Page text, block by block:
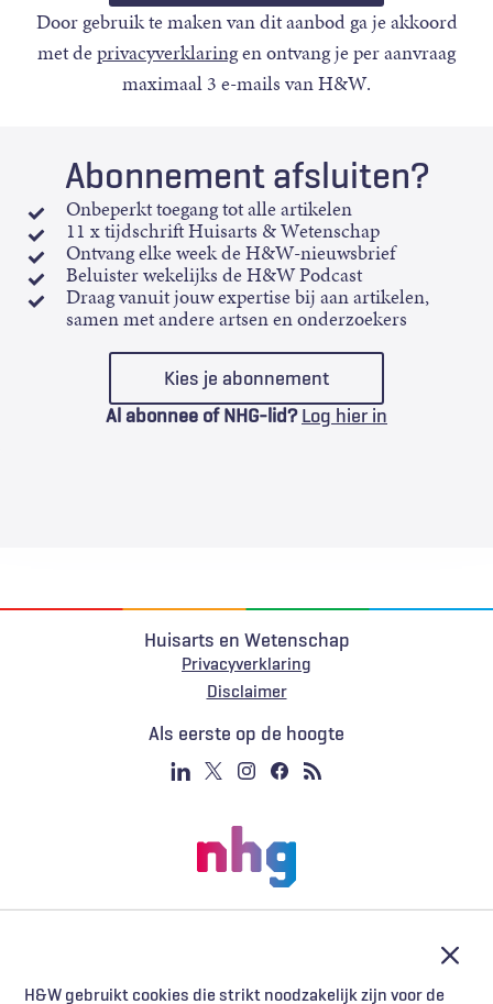
H&W gebruikt cookies die strikt noodzakelijk zijn voor de
Door gebruik te maken van dit aanbod ga je akkoord
met deprivacyverklaringen ontvang je per aanvraag
maximaal 3 e-mails van H&W.
Abonnement afsluiten?
Onbeperkt toegang tot alle artikelen
11 x tijdschrift Huisarts & Wetenschap
Ontvang elke week de H&W-nieuwsbrief
Beluister wekelijks de H&W Podcast
Draag vanuit jouw expertise bij aan artikelen,
samen met andere artsen en onderzoekers
Kies je abonnement
Al abonnee of NHG-lid? Log hier in
Huisarts en Wetenschap
Privacyverklaring
Voet
Disclaimer
Als eerste op de hoogte